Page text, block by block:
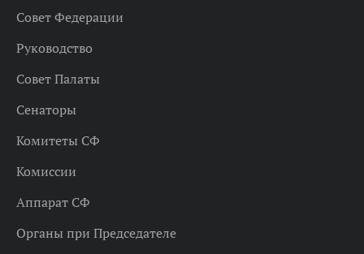
Совет Федерации
Руководство
Совет Палаты
Сенаторы
Комитеты СФ
Комиссии
Аппарат СФ
Органы при Председателе